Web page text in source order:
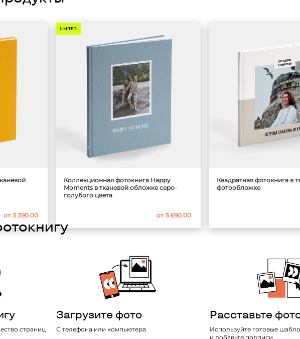
от 3 390.00
LIMITED
Коллекционная фотокнига Happy
Moments в тканевой обложке серо-
голубого цвета
от 5 690.00
Квадратная фотокнига в
фотообложке
страниц
Загрузите фото
С телефона или компьютера
Расставьте
Используйте готовые
и добавьте подписи